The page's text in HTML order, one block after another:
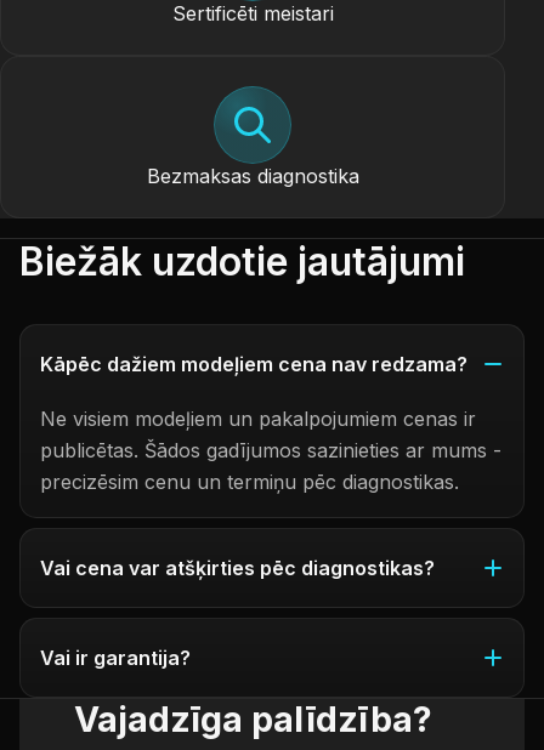
Sertificēti meistari
Bezmaksas diagnostika
Biežāk uzdotie jautājumi
Kāpēc dažiem modeļiem cena nav redzama?
Ne visiem modeļiem un pakalpojumiem cenas ir
publicētas. Šādos gadījumos sazinieties ar mums -
precizēsim cenu un termiņu pēc diagnostikas.
Vai cena var atšķirties pēc diagnostikas?
Vai ir garantija?
Vajadzīga palīdzība?